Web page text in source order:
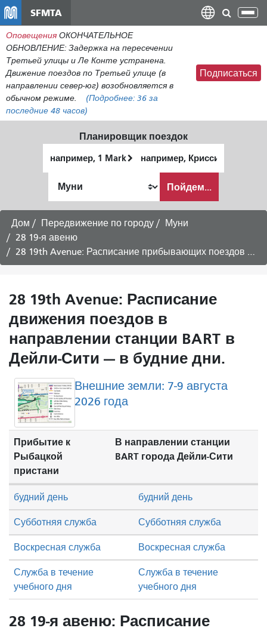
содержанию
SFMTA
Оповещения ОКОНЧАТЕЛЬНОЕ
ОБНОВЛЕНИЕ: Задержка на пересечении
Третьей улицы и Ле Конте устранена.
Движение поездов по Третьей улице (в
направлении север-юг) возобновляется в
обычном режиме.
(Подробнее: 36 за
последние 48 часов)
Подписаться
Планировщик поездок
местоположение
окончания
хочу
путешествовать
Пойдем...
Дом Передвижение по городу
Муни
28 19-я авеню
28 19th Avenue: Расписание прибывающих поездов в направлении Рыбацкой пристани
28 19th Avenue: Расписание
движения поездов в
направлении станции BART в
Дейли-Сити — в будние дни.
Внешние земли: 7-9 августа
2026 года
Прибытие к
Рыбацкой
пристани
В направлении станции
BART города Дейли-Сити
Субботняя служба Субботняя служба
Воскресная служба Воскресная служба
будний день будний день
Служба в течение
учебного дня
Служба в течение
учебного дня
28 19-я авеню: Расписание